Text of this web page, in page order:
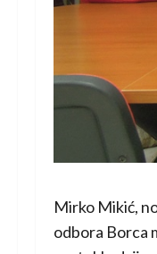
Mirko Mikić,
odbora Borca